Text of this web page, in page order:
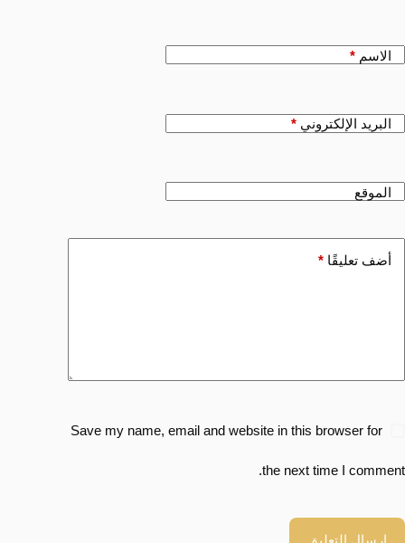
الاسم *
البريد الإلكتروني *
الموقع
أضف تعليقًا *
Save my name, email and website in this browser for
the next time I comment.